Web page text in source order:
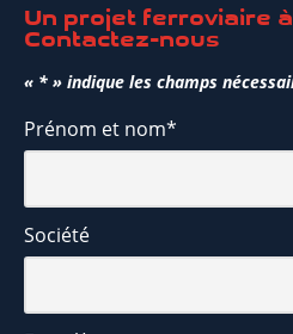
Un projet ferroviaire
Contactez-nous
« * » indique les champs
Prénom et nom*
Société